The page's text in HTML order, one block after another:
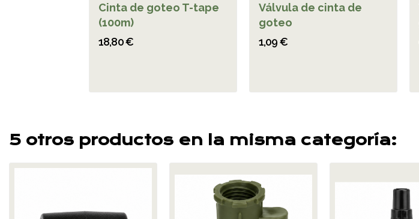
Cinta de goteo T-tape
(100m)
18,80 €
Válvula de cinta de
goteo
1,09 €
5 otros productos en la misma categoría: